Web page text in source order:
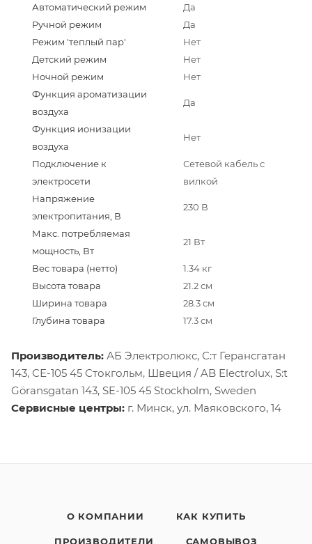
Автоматический режим
Да
Ручной режим
Да
Режим 'теплый пар'
Нет
Детский режим
Нет
Ночной режим
Нет
Функция ароматизации
воздуха
Да
Функция ионизации
воздуха
Нет
Подключение к
электросети
Сетевой кабель с
вилкой
Напряжение
электропитания, В
230 В
Макс. потребляемая
мощность, Вт
21 Вт
Вес товара (нетто)
1.34 кг
Высота товара
21.2 см
Ширина товара
28.3 см
Глубина товара
17.3 см
Производитель: АБ Электролюкс, С:т Герансгатан
143, СЕ-105 45 Стокгольм, Швеция / AB Electrolux, S:t
Göransgatan 143, SE-105 45 Stockholm, Sweden
Сервисные центры: г. Минск, ул. Маяковского, 14
О КОМПАНИИ КАК КУПИТЬ
ПРОИЗВОДИТЕЛИ САМОВЫВОЗ